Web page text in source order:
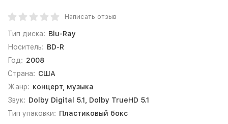
Написать отзыв
Тип диска: Blu-Ray
Носитель: BD-R
Год: 2008
Страна: США
Жанр: концерт, музыка
Звук: Dolby Digital 5.1, Dolby TrueHD 5.1
Тип упаковки: Пластиковый бокс